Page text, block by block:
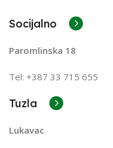
Socijalno
Paromlinska 18
Tel: +387 33 715 655
Tuzla
Lukavac